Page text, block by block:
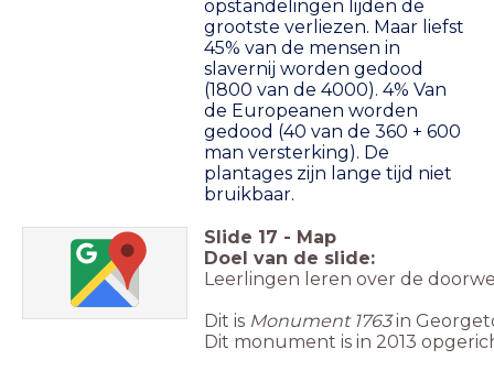
opstandelingen lijden de
grootste verliezen. Maar liefst
45% van de mensen in
slavernij worden gedood
(1800 van de 4000). 4% Van
de Europeanen worden
gedood (40 van de 360 + 600
man versterking). De
plantages zijn lange tijd niet
bruikbaar.
Slide 17 - Map
Doel van de slide:
Leerlingen leren over de
Dit is Monument 1763in
Dit monument is in 2013